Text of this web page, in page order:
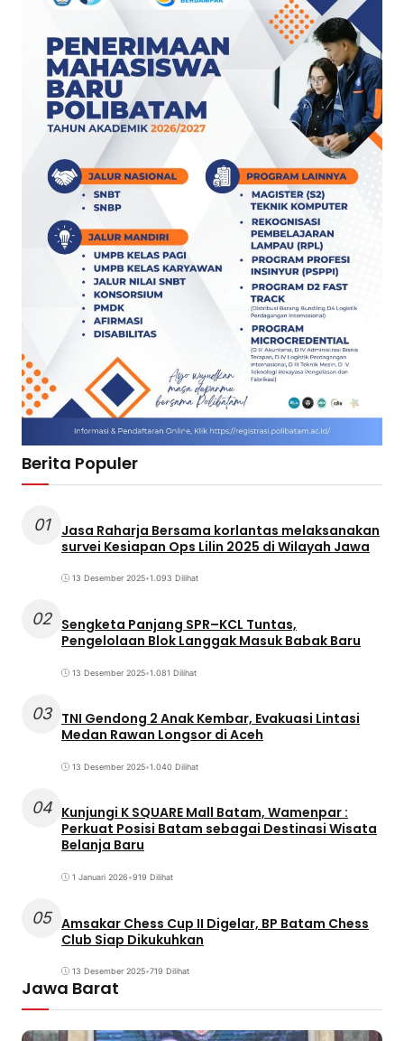
Berita Populer
01
Jasa Raharja Bersama korlantas melaksanakan
survei Kesiapan Ops Lilin 2025 di Wilayah Jawa
13 Desember 2025•1.093 Dilihat
02 Sengketa Panjang SPR–KCL Tuntas,
Pengelolaan Blok Langgak Masuk Babak Baru
13 Desember 2025•1.081 Dilihat
03 TNI Gendong 2 Anak Kembar, Evakuasi Lintasi
Medan Rawan Longsor di Aceh
13 Desember 2025•1.040 Dilihat
04 Kunjungi K SQUARE Mall Batam, Wamenpar :
Perkuat Posisi Batam sebagai Destinasi Wisata
Belanja Baru
1 Januari 2026•919 Dilihat
05 Amsakar Chess Cup II Digelar, BP Batam Chess
Club Siap Dikukuhkan
13 Desember 2025•719 Dilihat
Jawa Barat